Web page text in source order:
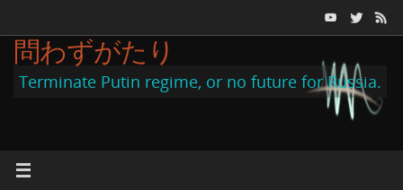
ン問わずがたり
Terminate Putin regime, or no future for Russia.